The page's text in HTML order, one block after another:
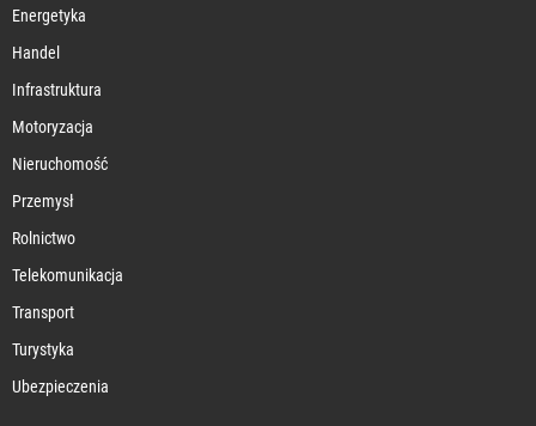
Energetyka
Handel
Infrastruktura
Motoryzacja
Nieruchomość
Przemysł
Rolnictwo
Telekomunikacja
Transport
Turystyka
Ubezpieczenia